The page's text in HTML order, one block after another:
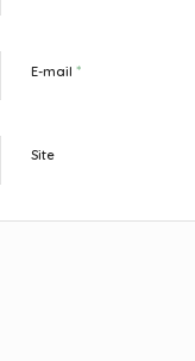
E-mail *
Site